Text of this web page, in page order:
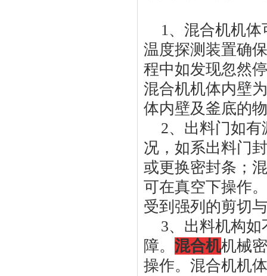
1、混合机机
温度探测装置确
程中如发现忽然
混合机机体内壁
体内壁及釜底的
2、出料门如
况，如系出料门
或更换密封条；
可在真空下操作
受到强列的剪切
3、出料机构
障。 混合机机械
操作。混合机机